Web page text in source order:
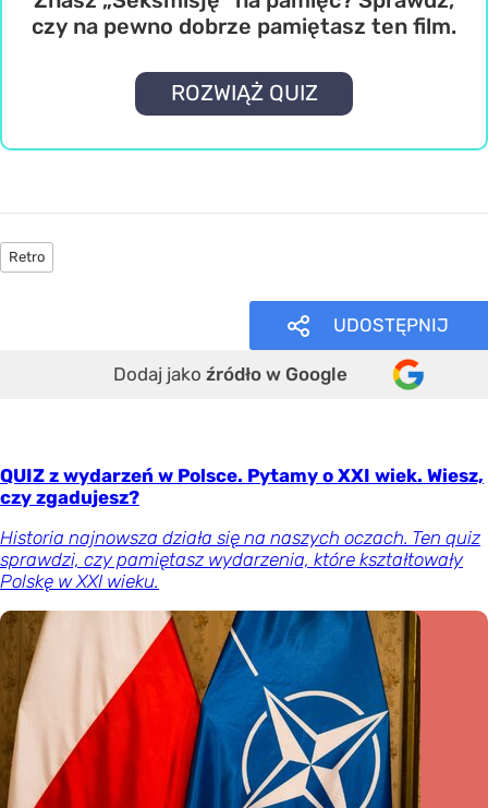
czy na pewno dobrze pamiętasz ten film.
ROZWIĄŻ QUIZ
Retro
UDOSTĘPNIJ
Dodaj jako źródło w Google
QUIZ z wydarzeń w Polsce. Pytamy o XXI wiek. Wiesz,
czy zgadujesz?
Historia najnowsza działa się na naszych oczach. Ten quiz
sprawdzi, czy pamiętasz wydarzenia, które kształtowały
Polskę w XXI wieku.